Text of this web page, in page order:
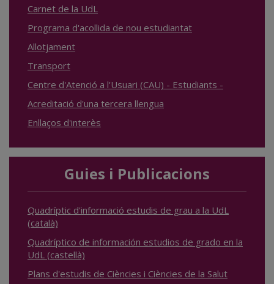
Carnet de la UdL
Programa d'acollida de nou estudiantat
Allotjament
Transport
Centre d'Atenció a l'Usuari (CAU) - Estudiants -
Acreditació d'una tercera llengua
Enllaços d'interès
Guies i Publicacions
Quadríptic d'informació estudis de grau a la UdL
(català)
Quadríptico de información estudios de grado en la
UdL (castellà)
Plans d'estudis de Ciències i Ciències de la Salut